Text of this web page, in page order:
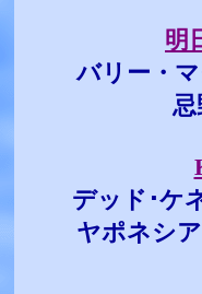
明
バリー・
デッド･ケ
ヤポネシ